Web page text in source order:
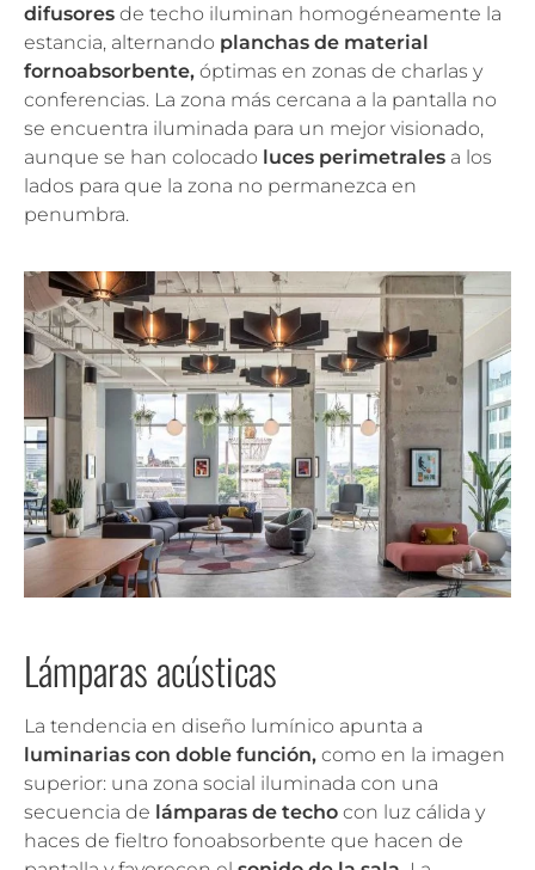
difusores de techo iluminan homogéneamente la
estancia, alternando planchas de material
fornoabsorbente, óptimas en zonas de charlas y
conferencias. La zona más cercana a la pantalla no
se encuentra iluminada para un mejor visionado,
aunque se han colocado luces perimetrales a los
lados para que la zona no permanezca en
penumbra.
Lámparas acústicas
La tendencia en diseño lumínico apunta a
luminarias con doble función, como en la imagen
superior: una zona social iluminada con una
secuencia de lámparas de techo con luz cálida y
haces de fieltro fonoabsorbente que hacen de